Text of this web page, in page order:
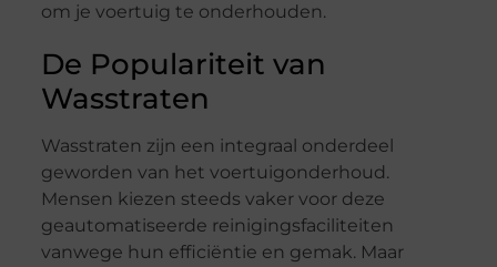
om je voertuig te onderhouden.
De Populariteit van
Wasstraten
Wasstraten zijn een integraal onderdeel
geworden van het voertuigonderhoud.
Mensen kiezen steeds vaker voor deze
geautomatiseerde reinigingsfaciliteiten
vanwege hun efficiëntie en gemak. Maar